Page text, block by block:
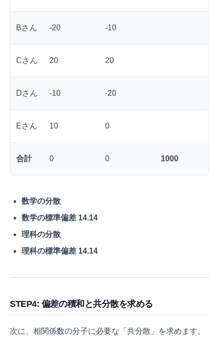
Bさん -20 -10
Cさん 20 20
Dさん -10 -20
Eさん 10 0
合計 0 0 1000
数学の分散
数学の標準偏差 14.14
理科の分散
理科の標準偏差 14.14
STEP4: 偏差の積和と共分散を求める
次に、相関係数の分子に必要な「共分散」を求めます。